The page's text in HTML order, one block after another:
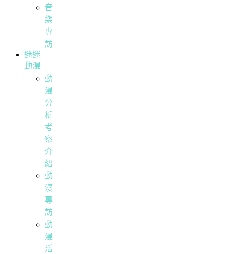
音
樂
專
訪
迷迷
動漫
動
漫
分
析
考
察
介
紹
動
漫
專
訪
動
漫
活